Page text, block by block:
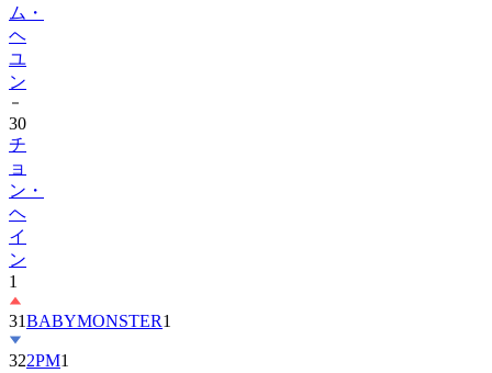
ム・
ヘ
ユ
ン
30
チ
ョ
ン・
ヘ
イ
ン
1
31BABYMONSTER1
322PM1